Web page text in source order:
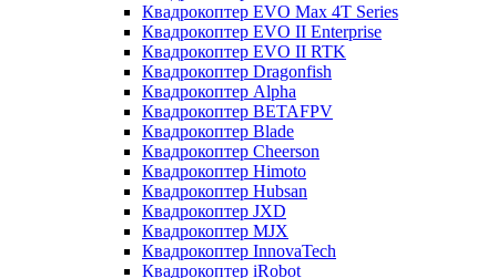
Квадрокоптер EVO Max 4T Series
Квадрокоптер EVO II Enterprise
Квадрокоптер EVO II RTK
Квадрокоптер Dragonfish
Квадрокоптер Alpha
Квадрокоптер BETAFPV
Квадрокоптер Blade
Квадрокоптер Cheerson
Квадрокоптер Himoto
Квадрокоптер Hubsan
Квадрокоптер JXD
Квадрокоптер MJX
Квадрокоптер InnovaTech
Квадрокоптер iRobot